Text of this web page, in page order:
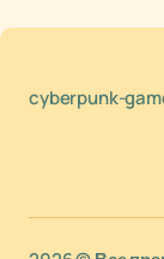
cyberpunk-